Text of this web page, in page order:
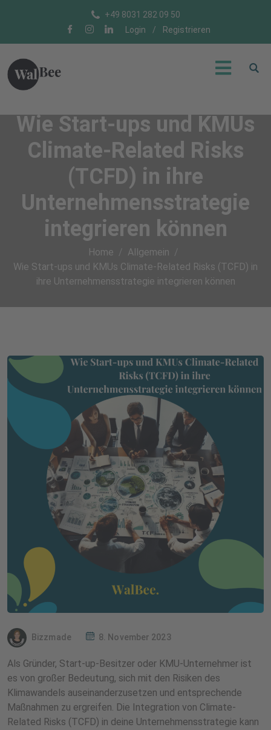
+49 8031 282 09 50
Login
/ Registrieren
Wie Start-ups und KMUs
Climate-Related Risks
(TCFD) in ihre
Unternehmensstrategie
integrieren können
Home
Allgemein
Wie Start-ups und KMUs Climate-Related Risks (TCFD) in
ihre Unternehmensstrategie integrieren können
Bizzmade 8. November 2023
Als Gründer, Start-up-Besitzer oder KMU-Unternehmer ist
es von großer Bedeutung, sich mit den Risiken des
Klimawandels auseinanderzusetzen und entsprechende
Maßnahmen zu ergreifen. Die Integration von Climate-
Related Risks (TCFD) in deine Unternehmensstrategie kann